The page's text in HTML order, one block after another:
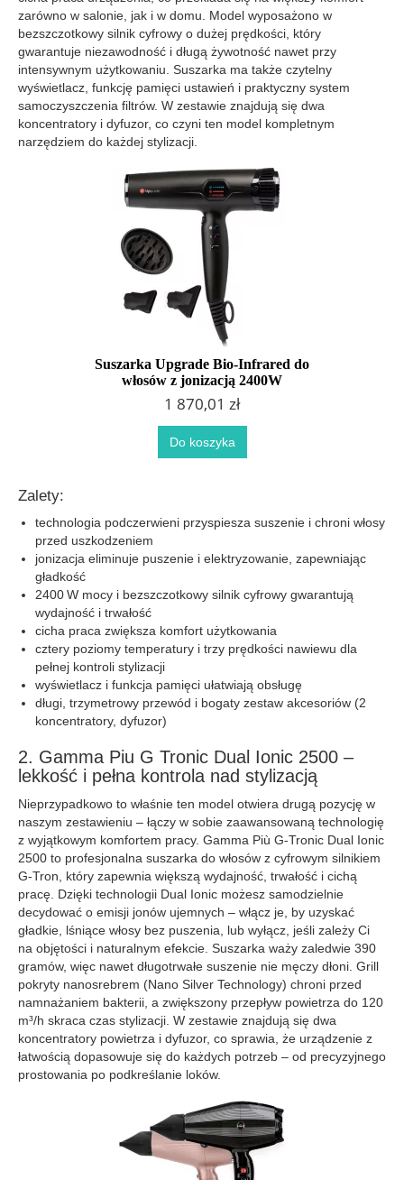
zarówno w salonie, jak i w domu. Model wyposażono w
bezszczotkowy silnik cyfrowy o dużej prędkości, który
gwarantuje niezawodność i długą żywotność nawet przy
intensywnym użytkowaniu. Suszarka ma także czytelny
wyświetlacz, funkcję pamięci ustawień i praktyczny system
samoczyszczenia filtrów. W zestawie znajdują się dwa
koncentratory i dyfuzor, co czyni ten model kompletnym
narzędziem do każdej stylizacji.
Suszarka Upgrade Bio-Infrared do
włosów z jonizacją 2400W
1 870,01 zł
Do koszyka
Zalety:
technologia podczerwieni przyspiesza suszenie i chroni włosy
przed uszkodzeniem
jonizacja eliminuje puszenie i elektryzowanie, zapewniając
gładkość
2400 W mocy i bezszczotkowy silnik cyfrowy gwarantują
wydajność i trwałość
cicha praca zwiększa komfort użytkowania
cztery poziomy temperatury i trzy prędkości nawiewu dla
pełnej kontroli stylizacji
wyświetlacz i funkcja pamięci ułatwiają obsługę
długi, trzy­metrowy przewód i bogaty zestaw akcesoriów (2
koncentratory, dyfuzor)
2. Gamma Piu G Tronic Dual Ionic 2500 –
lekkość i pełna kontrola nad stylizacją
Nieprzypadkowo to właśnie ten model otwiera drugą pozycję w
naszym zestawieniu – łączy w sobie zaawansowaną technologię
z wyjątkowym komfortem pracy. Gamma Più G-Tronic Dual Ionic
2500 to profesjonalna suszarka do włosów z cyfrowym silnikiem
G-Tron, który zapewnia większą wydajność, trwałość i cichą
pracę. Dzięki technologii Dual Ionic możesz samodzielnie
decydować o emisji jonów ujemnych – włącz je, by uzyskać
gładkie, lśniące włosy bez puszenia, lub wyłącz, jeśli zależy Ci
na objętości i naturalnym efekcie. Suszarka waży zaledwie 390
gramów, więc nawet długotrwałe suszenie nie męczy dłoni. Grill
pokryty nanosrebrem (Nano Silver Technology) chroni przed
namnażaniem bakterii, a zwiększony przepływ powietrza do 120
m³/h skraca czas stylizacji. W zestawie znajdują się dwa
koncentratory powietrza i dyfuzor, co sprawia, że urządzenie z
łatwością dopasowuje się do każdych potrzeb – od precyzyjnego
prostowania po podkreślanie loków.